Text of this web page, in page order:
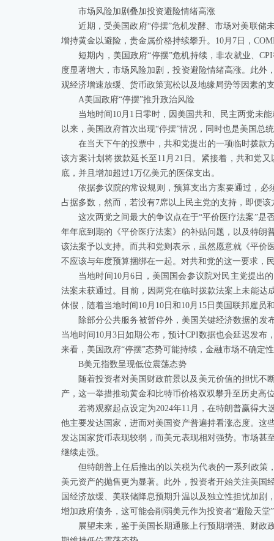
市场风险加剧叠加投资避险情绪高涨
近期，受美国政府“停摆”危机发酵、市场对美联储
增持黄金以避险，贵金属价格持续攀升。10月7日，
短期内，美国政府“停摆”危机持续，非农就业、
度显著增大，市场风险加剧，投资避险情绪高涨。此外
观经济增速放缓、货币政策宽松以及地缘局势等因素的
A美国政府“停摆”推升政治风险
当地时间10月1日零时，因美国共和、民主两党未
以来，美国政府首次出现“停摆”情况，同时也是美国总
在当天下午的投票中，共和党提出的一项临时拨款
该方案计划将拨款延长至11月21日。紧接着，共和党
底，并且增加超过1万亿美元的医保支出。
依据参议院的常设规则，预算支出方案要通过，必
占据多数，然而，若没有7席以上民主党的支持，即便
这次两党之间最大的争议点在于“平价医疗法案”是
年年底到期的《平价医疗法案》的补贴问题，以及特朗
该法案予以支持。而共和党则表示，虽然愿意就《平价
不应该与年度预算捆绑在一起。对共和党的这一要求，
当地时间10月6日，美国国会参议院对民主党提出
法案未获通过。目前，因两党在临时拨款法案上未能达
休假，随着当地时间10月10日和10月15日美国联邦雇
除部分公共服务被暂停外，美国关键经济数据的发
当地时间10月3日如期公布，预计CPI数据也会延迟发
来看，美国政府“停摆”态势可能持续，金融市场不确定
B美元指数呈现低位震荡态势
随着投资者对美国财政前景以及美元价值的担忧不
产，这一举措推动黄金和比特币价格双双攀升至历史高
若将观察起点设定为2024年11月，在特朗普赢得
他主要发达国家，进而对美国资产普遍持看涨态度。这
发达国家货币表现较弱，而美元表现相对强势。市场甚
继续走强。
但特朗普上任后推出的以关税为代表的一系列政策
美元资产的抛售更为显著。此外，投资者开始关注美国
国经济放缓、美联储降息预期升温以及独立性担忧加
增加政府债务，这可能会削弱美元作为投资者“避险天堂
展望未来，鉴于美国长期通胀上行预期增强、财政